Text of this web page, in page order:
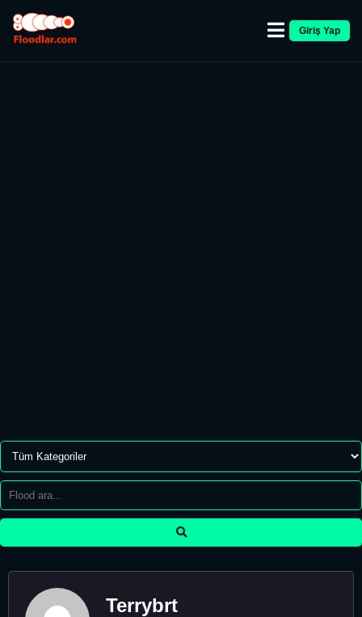
Giriş Yap
Terrybrt